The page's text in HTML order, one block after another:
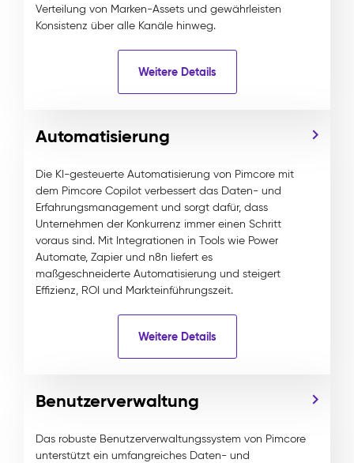
Verteilung von Marken-Assets und gewährleisten
Konsistenz über alle Kanäle hinweg.
Weitere Details
Automatisierung
Die KI-gesteuerte Automatisierung von Pimcore mit
dem Pimcore Copilot verbessert das Daten- und
Erfahrungsmanagement und sorgt dafür, dass
Unternehmen der Konkurrenz immer einen Schritt
voraus sind. Mit Integrationen in Tools wie Power
Automate, Zapier und n8n liefert es
maßgeschneiderte Automatisierung und steigert
Effizienz, ROI und Markteinführungszeit.
Weitere Details
Benutzerverwaltung
Das robuste Benutzerverwaltungssystem von Pimcore
unterstützt ein umfangreiches Daten- und